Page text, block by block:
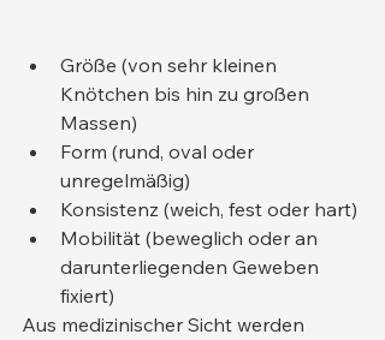
Größe (von sehr kleinen
Knötchen bis hin zu großen
Massen)
Form (rund, oval oder
unregelmäßig)
Konsistenz (weich, fest oder hart)
Mobilität (beweglich oder an
darunterliegenden Geweben
fixiert)
Aus medizinischer Sicht werden